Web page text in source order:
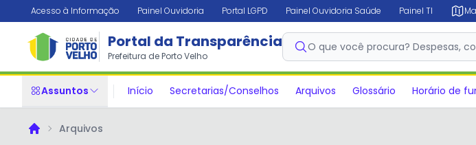
Acesso à Informação Painel Ouvidoria Portal LGPD Painel Ouvidoria Saúde Painel TI
Portal da Transparência
Prefeitura de Porto Velho
O que você procura? Despesas,
Assuntos Início Secretarias/Conselhos Arquivos Glossário Horário de
PrincipalArquivos
✕